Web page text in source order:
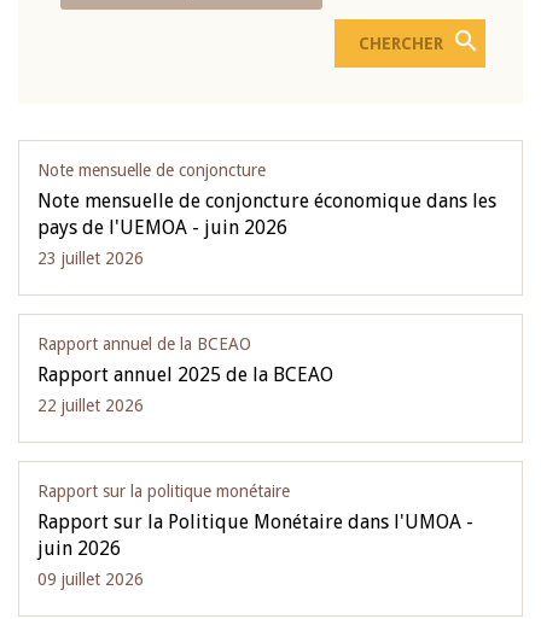
Note mensuelle de conjoncture
Note mensuelle de conjoncture économique dans les
pays de l'UEMOA - juin 2026
23 juillet 2026
Rapport annuel de la BCEAO
Rapport annuel 2025 de la BCEAO
22 juillet 2026
Rapport sur la politique monétaire
Rapport sur la Politique Monétaire dans l'UMOA -
juin 2026
09 juillet 2026